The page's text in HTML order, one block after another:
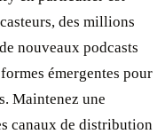
des millions
nouveaux podcasts
émergentes pour
Maintenez une
canaux de distribution